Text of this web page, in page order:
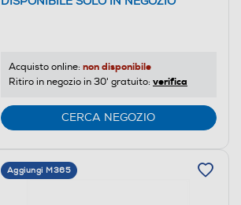
Acquisto online: non disponibile
Ritiro in negozio in 30' gratuito: verifica
CERCA NEGOZIO
Aggiungi M365